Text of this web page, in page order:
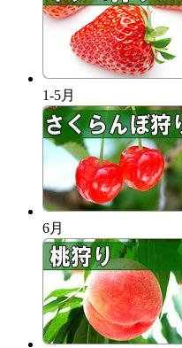
1-5月
6月